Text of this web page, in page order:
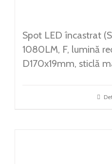
Spot LED încastrat
1080LM, F, lumină
D170x19mm, sticlă